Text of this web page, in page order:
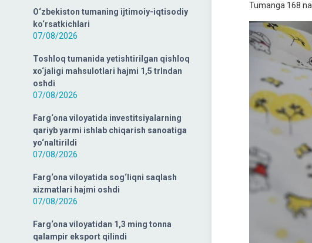
O‘zbekiston tumaning ijtimoiy-iqtisodiy
ko‘rsatkichlari
07/08/2026
Toshloq tumanida yetishtirilgan qishloq
xo‘jaligi mahsulotlari hajmi 1,5 trlndan
oshdi
07/08/2026
Farg‘ona viloyatida investitsiyalarning
qariyb yarmi ishlab chiqarish sanoatiga
yo‘naltirildi
07/08/2026
Farg‘ona viloyatida sog‘liqni saqlash
xizmatlari hajmi oshdi
07/08/2026
Farg‘ona viloyatidan 1,3 ming tonna
qalampir eksport qilindi
Tumanga 168